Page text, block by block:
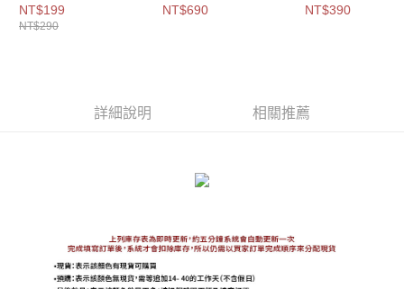
每筆NT$80，滿NT$1,000(含以上)免運費
色-$290【A31310107
】
NT$199
NT$290
色-$690【A31310216
NT$690
色-$390【
NT$390
詳細說明 相關推薦